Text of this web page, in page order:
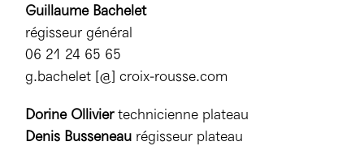
Guillaume Bachelet
régisseur général
06 21 24 65 65
g.bachelet [@] croix-rousse.com
Dorine Olliviertechnicienne plateau
Denis Busseneau régisseur plateau